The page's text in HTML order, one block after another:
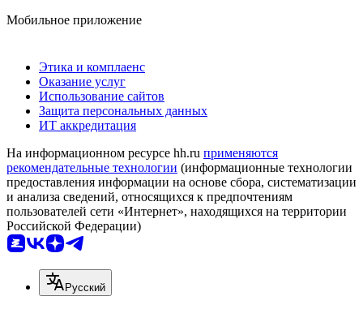
Мобильное приложение
Этика и комплаенс
Оказание услуг
Использование сайтов
Защита персональных данных
ИТ аккредитация
На информационном ресурсе hh.ru применяются
рекомендательные технологии (информационные технологии
предоставления информации на основе сбора, систематизации
и анализа сведений, относящихся к предпочтениям
пользователей сети «Интернет», находящихся на территории
Российской Федерации)
Русский